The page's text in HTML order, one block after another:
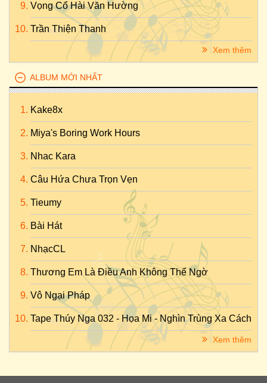
Vọng Cổ Hài Văn Hường
Trần Thiện Thanh
Xem thêm
ALBUM MỚI NHẤT
Kake8x
Miya's Boring Work Hours
Nhac Kara
Câu Hứa Chưa Trọn Vẹn
Tieumy
Bài Hát
NhạcCL
Thương Em Là Điều Anh Không Thể Ngờ
Vô Ngại Pháp
Tape Thúy Nga 032 - Họa Mi - Nghìn Trùng Xa Cách
Xem thêm